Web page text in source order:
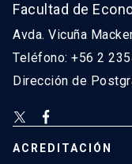
Facultad de
Avda. Vicuña
Teléfono: +56 2
Dirección de
ACREDITACIÓN